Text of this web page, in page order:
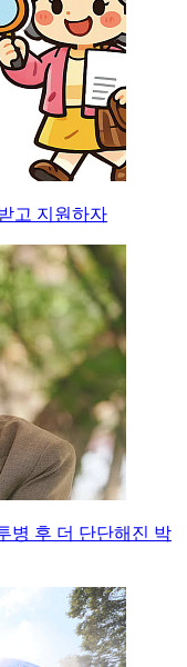
고 지원하자
병 후 더 단단해진 박